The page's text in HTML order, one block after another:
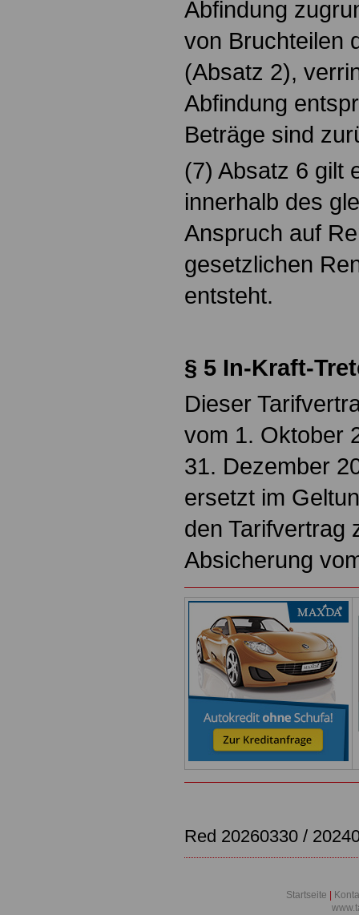
Abfindung
von Bruchteilen
(Absatz 2),
Abfindung
Beträge sind
(7) Absatz 6 gilt
innerhalb des
Anspruch auf
gesetzlichen
entsteht.
§ 5 In-Kraft-
Dieser
vom 1. Oktober
31. Dezember
ersetzt im
den Tarifvertrag
Absicherung
Red 20260330 /
Startseite